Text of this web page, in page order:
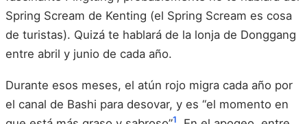
Spring Scream de Kenting (el Spring Scream es cosa
de turistas). Quizá te hablará de la lonja de Donggang
entre abril y junio de cada año.
Durante esos meses, el atún rojo migra cada año por
el canal de Bashi para desovar, y es “el momento en
1